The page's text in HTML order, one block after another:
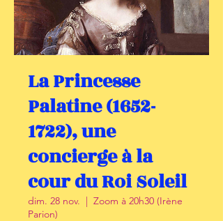
La Princesse
Palatine (1652-
1722), une
concierge à la
cour du Roi Soleil
dim. 28 nov.
  |
Zoom à 20h30 (Irène
Parion)